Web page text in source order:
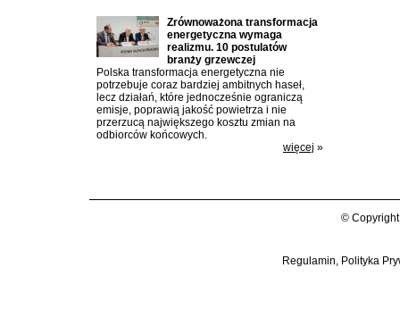
Zrównoważona transformacja
energetyczna wymaga
realizmu. 10 postulatów
branży grzewczej
Polska transformacja energetyczna nie
potrzebuje coraz bardziej ambitnych haseł,
lecz działań, które jednocześnie ograniczą
emisje, poprawią jakość powietrza i nie
przerzucą największego kosztu zmian na
odbiorców końcowych.
więcej »
©
Regulamin, Polityka